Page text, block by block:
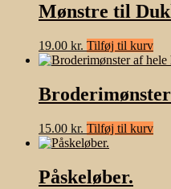
Mønstre til
19.00 kr. Tilføj til kurv
15.00 kr. Tilføj til kurv
Påskeløber.